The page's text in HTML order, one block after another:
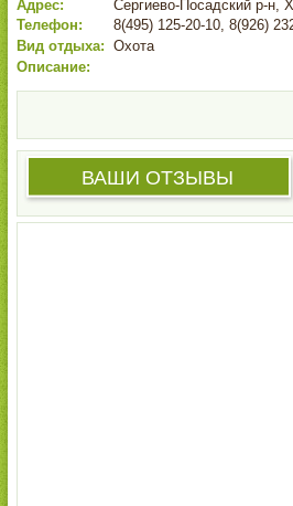
Адрес:
Сергиево-Посадский р-н,
Телефон:
8(495) 125-20-10, 8(926)
Вид отдыха: Охота
Описание:
ВАШИ ОТЗЫВЫ